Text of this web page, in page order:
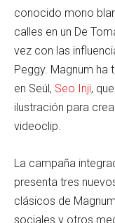
conocido mono
calles en un De
vez con las
Peggy. Magnum ha
en Seúl, Seo Inji,
ilustración para
videoclip.
La campaña
presenta tres
clásicos de
sociales y otros